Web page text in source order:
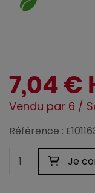
7,04 €
Vendu par 6 /
Référence :
Je